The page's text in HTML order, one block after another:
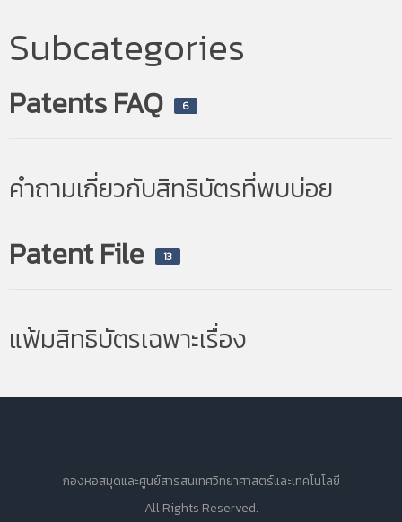
Subcategories
Patents FAQ 6
คำถามเกี่ยวกับสิทธิบัตรที่พบบ่อย
Patent File 13
แฟ้มสิทธิบัตรเฉพาะเรื่อง
กองหอสมุดและศูนย์สารสนเทศวิทยาศาสตร์และเทคโนโลยี
All Rights Reserved.